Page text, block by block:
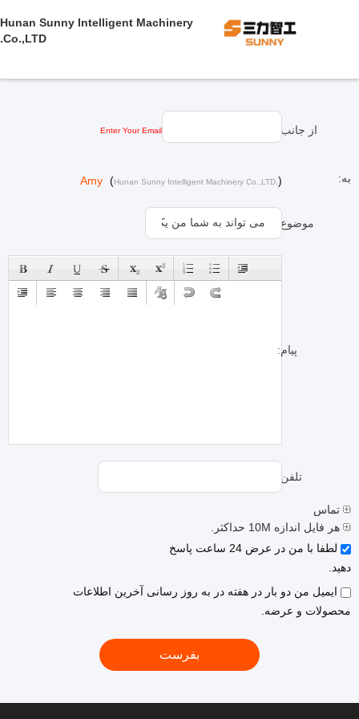
Hunan Sunny Intelligent Machinery
Co.,LTD.
از جانب: Enter Your Email
به: Amy (Hunan Sunny Intelligent Machinery Co.,LTD. )
موضوع:
پیام:
تلفن:
تماس
هر فایل اندازه 10M حداکثر.
لطفا با من در عرض 24 ساعت پاسخ
دهید.
ایمیل من دو بار در هفته در به روز رسانی آخرین اطلاعات
محصولات و عرضه.